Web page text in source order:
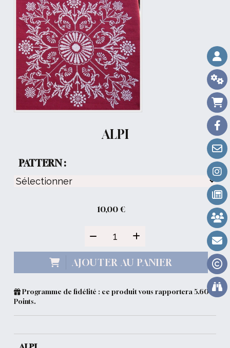
ALPI
PATTERN :
10,00€
AJOUTER AU PANIER
Programme de fidélité : ce produit vous rapportera5.60
Points.